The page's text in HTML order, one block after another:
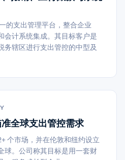
的支出管理平台，整合企业
会计系统集成。其目标客户是
务辖区进行支出管控的中型及
全球支出管控需求
个市场，并在伦敦和纽约设立
球。公司称其目标是用一套财